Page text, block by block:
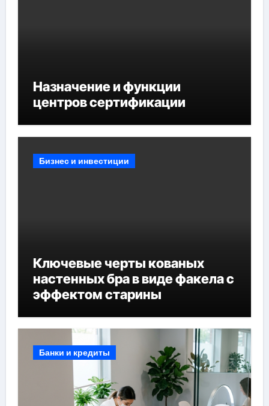
Назначение и функции
центров сертификации
Бизнес и инвестиции
Ключевые черты кованых
настенных бра в виде факела с
эффектом старины
Банки и кредиты